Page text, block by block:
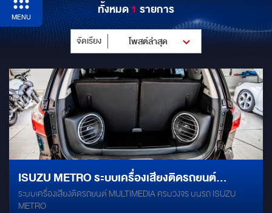
MENU ทั้งหมด1 รายการ
จัดเรียง โพสต์ล่าสุด
ISUZU METRO ระบบเครื่องเสียงติดรถยนต์
MULTIMEDIA ครบวงจร
ระบบเครื่องเสียงติดรถยนต์ MULTIMEDIA ครบวงจร บนรถ ISUZU
METRO